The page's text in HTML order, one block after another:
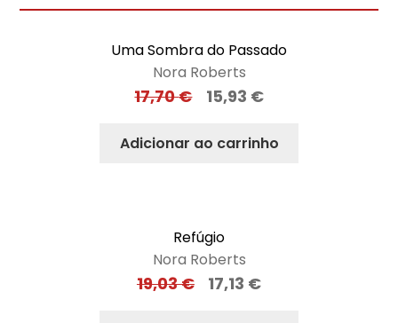
Uma Sombra do Passado
Nora Roberts
17,70€ 15,93 €
Adicionar ao carrinho
Refúgio
Nora Roberts
19,03€ 17,13 €